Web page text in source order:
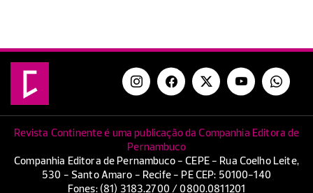
Revista Continente é uma publicação da Companhia Editora de
Pernambuco
Companhia Editora de Pernambuco - CEPE - Rua Coelho Leite,
530 - Santo Amaro - Recife - PE CEP: 50100-140
Fones: (81) 3183.2700 / 0800.0811201